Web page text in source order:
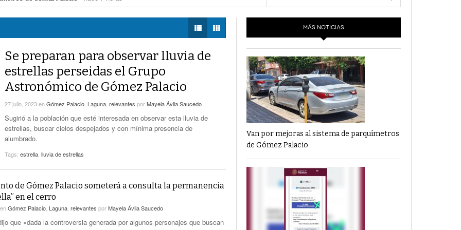
hace 10 horas -
Hay Que Esperar A Que Se Pongan De
Acuerdo Los Alcaldes: Presidente De La
hace 11 horas -
Van Más De 4 Mil Taxis Verificados En Torreón.
Sigue El Robo De Catalizadores
TWEETS AND
ESTÉREO GALLITO
Financiamiento’ Por PC29
‘La Laguna: Bomba De Tiempo Por Falta De
Planeación’ Por PC29- 17 mayo, 2021
‘Las Corrupciones, Sus Formas Y Efectos’ Por
PC29- 7 mayo, 2021
páginas fraudulentas- hace 8 horas -
programadas en Gómez Palacio- hace 9 horas -
obliga a Lerdo a ajustar finanzas e incrementar recaudación - hace 10
de las víctimas y contra la tortura- hace 10 horas -
Se preparan para observar lluvia de
estrellas perseidas el Grupo
Astronómico de Gómez Palacio
27 julio, 2023enGómez Palacio Laguna relevantes porMayela Ávila Saucedo
Sugirió a la población que esté interesada en observar esta lluvia de
estrellas, buscar cielos despejados y con mínima presencia de
alumbrado.
Tags: estrella lluvia de estrellas
de Gómez Palacio someterá a consulta la permanencia
en el cerro
enGómez Palacio Laguna relevantes porMayela Ávila Saucedo
que «dada la controversia generada por algunos personajes que buscan
MÁS NOTICIAS
Van por mejoras al sistema de parquímetros
de Gómez Palacio